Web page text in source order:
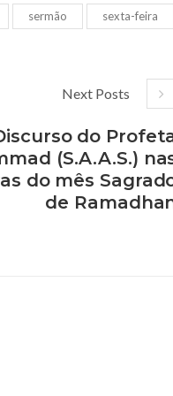
sermão sexta-feira
Next Posts
do
(S.A.A.S.)
do mês
de